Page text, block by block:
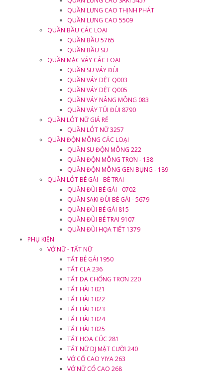
QUẦN LƯNG CAO THỊNH PHÁT
QUẦN LƯNG CAO 5509
QUẦN BẦU CÁC LOẠI
QUẦN BẦU 5765
QUẦN BẦU SU
QUẦN MẶC VÁY CÁC LOẠI
QUẦN SU VÁY ĐÙI
QUẦN VÁY DỆT Q003
QUẦN VÁY DỆT Q005
QUẦN VÁY NÂNG MÔNG 083
QUẦN VÁY TÚI ĐÙI 8790
QUẦN LÓT NỮ GIÁ RẺ
QUẦN LÓT NỮ 3257
QUẦN ĐỘN MÔNG CÁC LOẠI
QUẦN SU ĐỘN MÔNG 222
QUẦN ĐỘN MÔNG TRƠN - 138
QUẦN ĐỘN MÔNG GEN BỤNG - 189
QUẦN LÓT BÉ GÁI - BÉ TRAI
QUẦN ĐÙI BÉ GÁI - 0702
QUẦN SAKI ĐÙI BÉ GÁI - 5679
QUẦN ĐÙI BÉ GÁI 815
QUẦN ĐÙI BÉ TRAI 9107
QUẦN ĐÙI HỌA TIẾT 1379
PHỤ KIỆN
VỚ NỮ - TẤT NỮ
TẤT BÉ GÁI 1950
TẤT CLA 236
TẤT DA CHỐNG TRƠN 220
TẤT HÀI 1021
TẤT HÀI 1022
TẤT HÀI 1023
TẤT HÀI 1024
TẤT HÀI 1025
TẤT HOA CÚC 281
TẤT NỮ DJ MẶT CƯỜI 240
VỚ CỔ CAO YIYA 263
VỚ NỮ CỔ CAO 268